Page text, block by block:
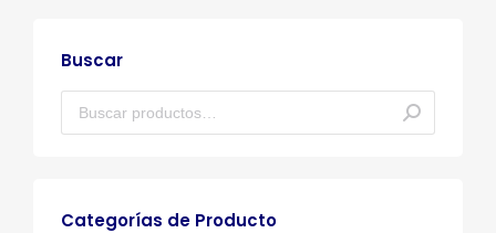
Buscar
Categorías de Producto